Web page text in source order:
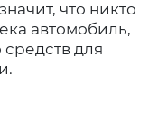
что никто
автомобиль,
средств для